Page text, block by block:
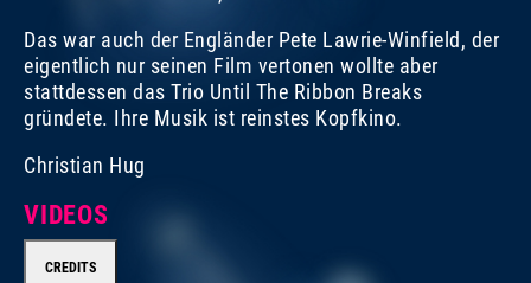
Das war auch der Engländer Pete Lawrie-Winfield, der
eigentlich nur seinen Film vertonen wollte aber
stattdessen das Trio Until The Ribbon Breaks
gründete. Ihre Musik ist reinstes Kopfkino.
Christian Hug
VIDEOS
CREDITS